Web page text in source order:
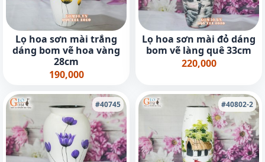
Lọ hoa sơn mài trắng
dáng bom vẽ hoa vàng
28cm
190,000
Lọ hoa sơn mài đỏ dáng
bom vẽ làng quê 33cm
220,000
#40745 #40802-2